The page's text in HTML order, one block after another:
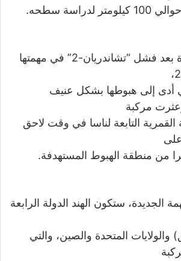
سطحه.
تعتبر محاولة جديدة بعد فشل “تشاندريان-2” في مهمتها
إلى هبوطها بشكل عنيف
مركبة
القمرية التابعة لناسا في وقت لاحق
الجديدة، ستكون الهند الدولة الرابعة
والولايات المتحدة والصين، والتي